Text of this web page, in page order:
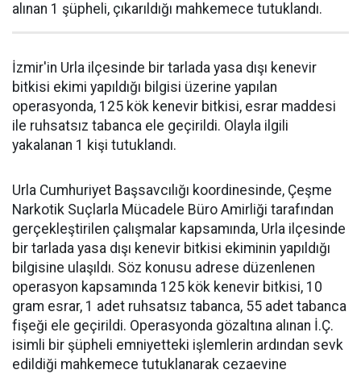
alınan 1 şüpheli, çıkarıldığı mahkemece tutuklandı.
İzmir'in Urla ilçesinde bir tarlada yasa dışı kenevir
bitkisi ekimi yapıldığı bilgisi üzerine yapılan
operasyonda, 125 kök kenevir bitkisi, esrar maddesi
ile ruhsatsız tabanca ele geçirildi. Olayla ilgili
yakalanan 1 kişi tutuklandı.
Urla Cumhuriyet Başsavcılığı koordinesinde, Çeşme
Narkotik Suçlarla Mücadele Büro Amirliği tarafından
gerçekleştirilen çalışmalar kapsamında, Urla ilçesinde
bir tarlada yasa dışı kenevir bitkisi ekiminin yapıldığı
bilgisine ulaşıldı. Söz konusu adrese düzenlenen
operasyon kapsamında 125 kök kenevir bitkisi, 10
gram esrar, 1 adet ruhsatsız tabanca, 55 adet tabanca
fişeği ele geçirildi. Operasyonda gözaltına alınan İ.Ç.
isimli bir şüpheli emniyetteki işlemlerin ardından sevk
edildiği mahkemece tutuklanarak cezaevine